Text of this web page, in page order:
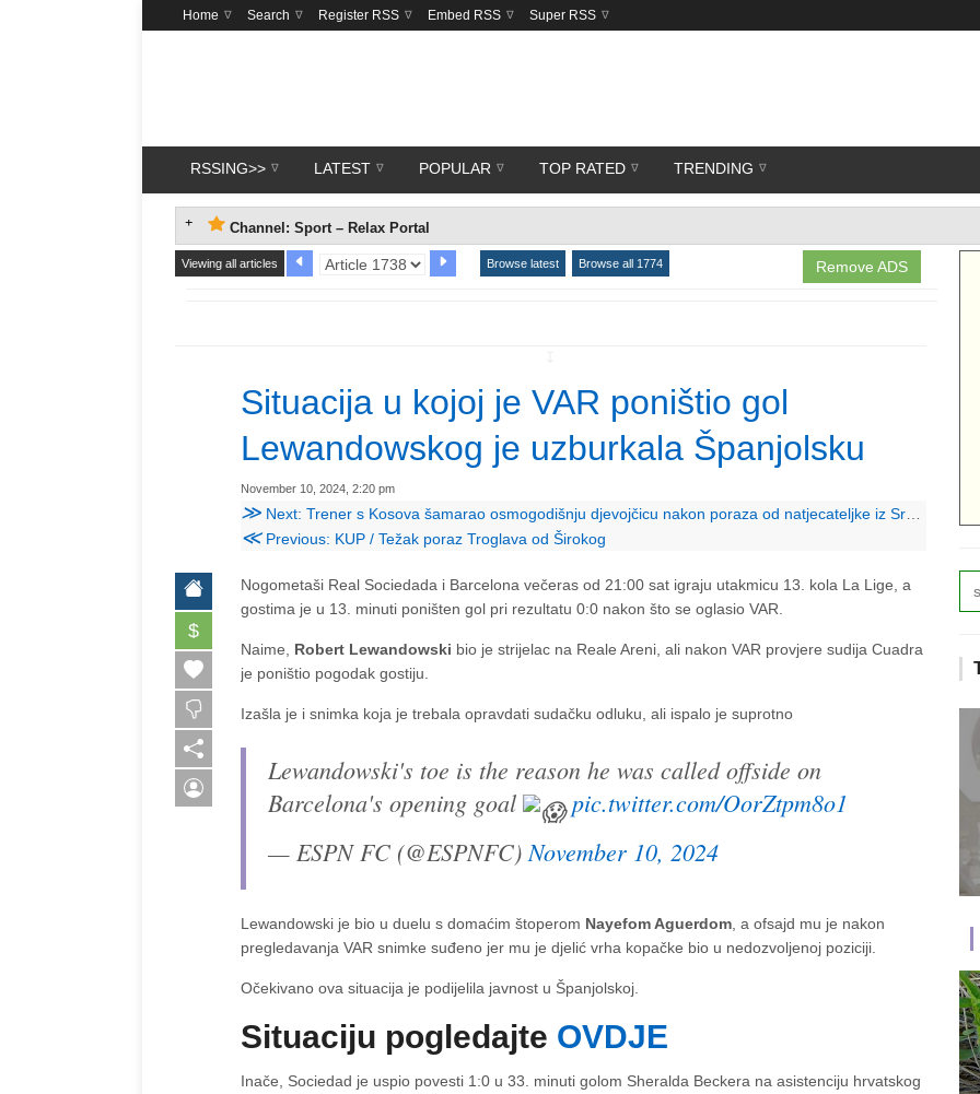
Home Search Register RSS Embed RSS Super RSS
RSSING>> LATEST POPULAR TOP RATED TRENDING
Channel: Sport – Relax Portal
Remove ADS
Viewing all articles Browse latest Browse all 1774
Situacija u kojoj je VAR poništio gol
Lewandowskog je uzburkala Španjolsku
November 10, 2024, 2:20 pm
≫ Next: Trener s Kosova šamarao osmogodišnju djevojčicu nakon poraza od natjecateljke iz Srbije
≪Previous: KUP / Težak poraz Troglava od Širokog
$
Nogometaši Real Sociedada i Barcelona večeras od 21:00 sat igraju utakmicu 13. kola La Lige, a
gostima je u 13. minuti poništen gol pri rezultatu 0:0 nakon što se oglasio VAR.
Naime, Robert Lewandowski bio je strijelac na Reale Areni, ali nakon VAR provjere sudija Cuadra
je poništio pogodak gostiju.
Izašla je i snimka koja je trebala opravdati sudačku odluku, ali ispalo je suprotno
Lewandowski's toe is the reason he was called offside on
Barcelona's opening goal
pic.twitter.com/OorZtpm8o1
— ESPN FC (@ESPNFC) November 10, 2024
Lewandowski je bio u duelu s domaćim štoperom Nayefom Aguerdom , a ofsajd mu je nakon
pregledavanja VAR snimke suđeno jer mu je djelić vrha kopačke bio u nedozvoljenoj poziciji.
Očekivano ova situacija je podijelila javnost u Španjolskoj.
Situaciju pogledajte OVDJE
Inače, Sociedad je uspio povesti 1:0 u 33. minuti golom Sheralda Beckera na asistenciju hrvatskog